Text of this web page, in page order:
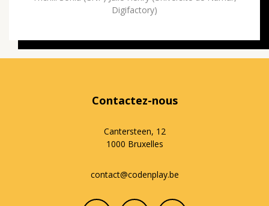
Digifactory)
Contactez-nous
Cantersteen, 12
1000 Bruxelles
contact@codenplay.be